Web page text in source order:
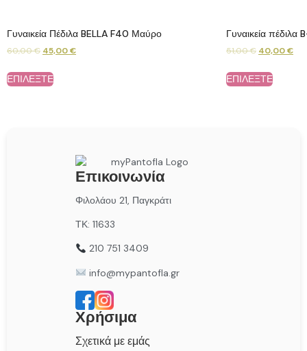
Γυναικεία Πέδιλα BELLA F40 Μαύρο
60,00€ 45,00€
ΕΠΙΛΕΞΤΕ
Γυναικεία
51,00€ 40,00€
ΕΠΙΛΕΞΤΕ
Επικοινωνία
Φιλολάου 21, Παγκράτι
ΤΚ: 11633
210 751 3409
info@mypantofla.gr
Χρήσιμα
Σχετικά με εμάς